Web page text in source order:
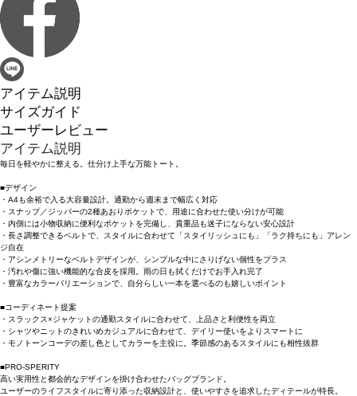
アイテム説明
サイズガイド
ユーザーレビュー
アイテム説明
毎日を軽やかに整える。仕分け上手な万能トート。
■デザイン
・A4も余裕で入る大容量設計。通勤から週末まで幅広く対応
・スナップ／ジッパーの2種あおりポケットで、用途に合わせた使い分けが可能
・内側には小物収納に便利なポケットを完備し、貴重品も迷子にならない安心設計
・長さ調整できるベルトで、スタイルに合わせて「スタイリッシュにも」「ラク持ちにも」アレン
ジ自在
・アシンメトリーなベルトデザインが、シンプルな中にさりげない個性をプラス
・汚れや傷に強い機能的な合皮を採用。雨の日も拭くだけでお手入れ完了
・豊富なカラーバリエーションで、自分らしい一本を選べるのも嬉しいポイント
■コーディネート提案
・スラックス×ジャケットの通勤スタイルに合わせて、上品さと利便性を両立
・シャツやニットのきれいめカジュアルに合わせて、デイリー使いをよりスマートに
・モノトーンコーデの差し色としてカラーを主役に。季節感のあるスタイルにも相性抜群
■PRO-SPERITY
高い実用性と都会的なデザインを掛け合わせたバッグブランド。
ユーザーのライフスタイルに寄り添った収納設計と、使いやすさを追求したディテールが特長。